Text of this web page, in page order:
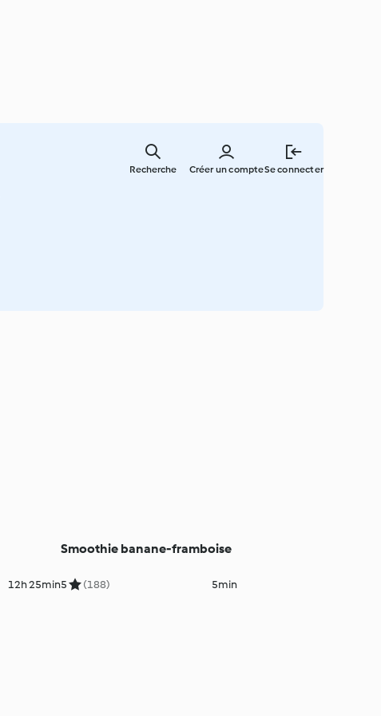
main
Créer un compteSe connecter
Recherche
12h 25min
Smoothie banane-framboise
5 (188) 5min